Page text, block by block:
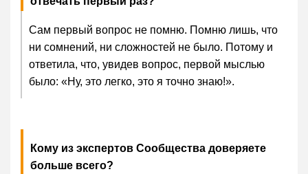
Сам первый вопрос не помню. Помню лишь, что
ни сомнений, ни сложностей не было. Потому и
ответила, что, увидев вопрос, первой мыслью
было: «Ну, это легко, это я точно знаю!».
Кому из экспертов Сообщества доверяете
больше всего?